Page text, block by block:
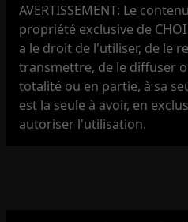
AVERTISSEMENT: Le
propriété exclusive de CHOI
a le droit de l'utiliser, de le
transmettre, de le diffuser
totalité ou en partie, à sa
est la seule à avoir, en
autoriser l'utilisation.